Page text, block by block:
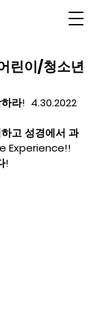
린이/청소년
라!  4.30.2022
고 성경에서 과
Experience!!
!